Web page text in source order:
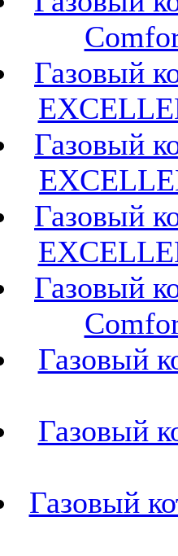
Газовый
Газовый
Газовый
Газовый
Газовый
Газовый
Газовый